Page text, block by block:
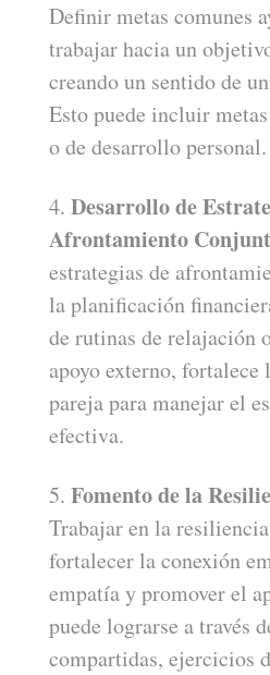
Definir metas comunes
trabajar hacia un
creando un sentido de
Esto puede incluir
o de desarrollo personal.
Desarrollo de
Afrontamiento
estrategias de
la planificación
de rutinas de relajación
apoyo externo, fortalece
pareja para manejar el
efectiva.
Fomento de la
Trabajar en la
fortalecer la conexión
empatía y promover el
puede lograrse a través
compartidas, ejercicios